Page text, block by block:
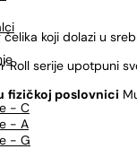
- C
- A
- G
koji dolazi u
Roll serije upotpuni
fizičkoj poslovnici